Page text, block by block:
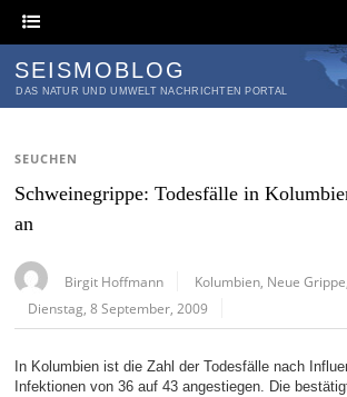
SEISMOBLOG
DAS NATUR UND UMWELT NACHRICHTEN PORTAL
SEUCHEN
Schweinegrippe: Todesfälle in
an
Birgit Hoffmann Kolumbien Neue Grippe
Dienstag, 8 September, 2009
In Kolumbien ist die Zahl der Todesfälle nach
Infektionen von 36 auf 43 angestiegen. Die